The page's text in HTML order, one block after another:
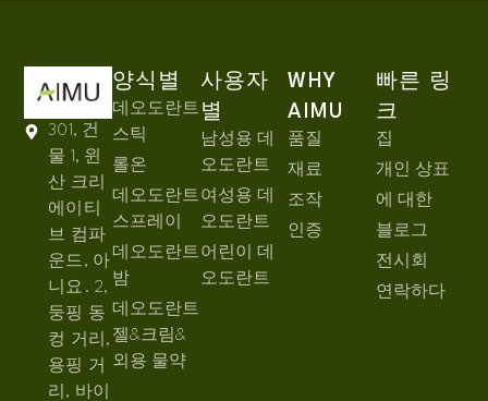
301, 건
물 1, 윈
산 크리
에이티
브 컴파
운드, 아
니요. 2,
둥핑 동
컹 거리,
용핑 거
리, 바이
양식별
데오도란트
스틱
롤온
데오도란트
스프레이
데오도란트
밤
데오도란트
젤&크림&
외용 물약
사용자
별
남성용 데
오도란트
여성용 데
오도란트
어린이 데
오도란트
WHY
AIMU
품질
재료
조작
인증
빠른 링
크
집
개인 상표
에 대한
블로그
전시회
연락하다